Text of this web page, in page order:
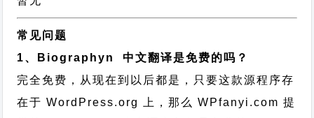
常见问题
1、Biographyn 中文翻译是免费的吗？
完全免费，从现在到以后都是，只要这款源程序存
在于 WordPress.org 上，那么 WPfanyi.com 提